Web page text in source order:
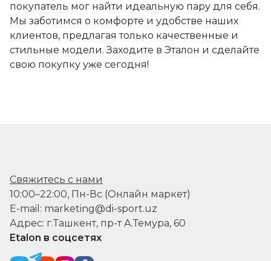
покупатель мог найти идеальную пару для себя.
Мы заботимся о комфорте и удобстве наших
клиентов, предлагая только качественные и
стильные модели. Заходите в Эталон и сделайте
свою покупку уже сегодня!
Свяжитесь с нами
10:00–22:00, Пн-Вс (Онлайн маркет)
E-mail: marketing@di-sport.uz
Адрес: г.Ташкент, пр-т А.Темура, 60
Etalon в соцсетях